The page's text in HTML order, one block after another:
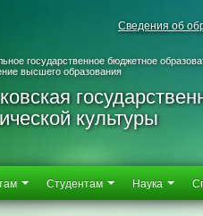
Сведения об
государственное бюджетное
высшего образования
культуры
Студентам Наука